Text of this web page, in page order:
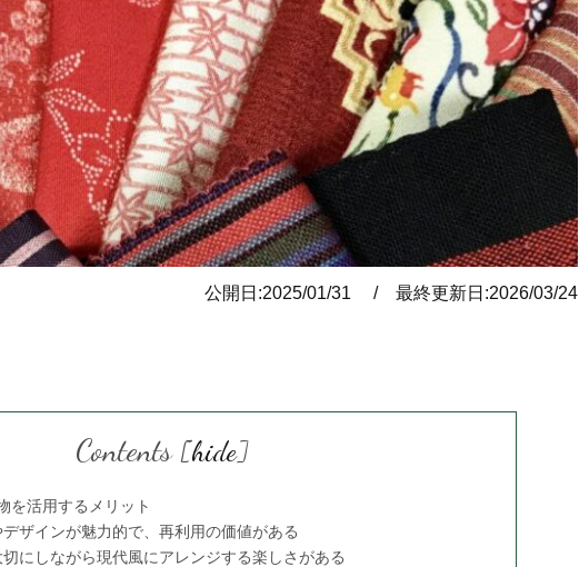
公開日:2025/01/31 / 最終更新日:2026/03/24
Contents [hide]
を活用するメリット
ザインが魅力的で、再利用の価値がある
にしながら現代風にアレンジする楽しさがある